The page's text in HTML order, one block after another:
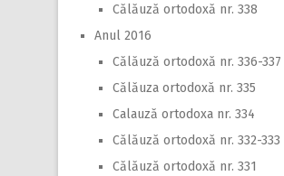
Călăuză ortodoxă nr. 338
Anul 2016
Călăuză ortodoxă nr. 336-337
Călăuza ortodoxă nr. 335
Calauză ortodoxa nr. 334
Călăuză ortodoxă nr. 332-333
Călăuză ortodoxă nr. 331